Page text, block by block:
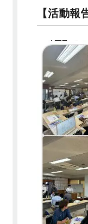
【活動